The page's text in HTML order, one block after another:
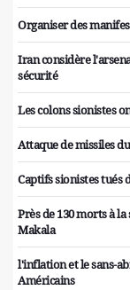
Organiser des
Iran considère
sécurité
Les colons sionistes
Attaque de missiles
Captifs sionistes tués
Près de 130 morts à
Makala
l'inflation et le sans-
Américains